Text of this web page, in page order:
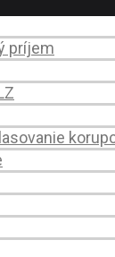
príjem